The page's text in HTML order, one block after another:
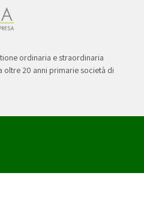
ordinaria e straordinaria
oltre 20 anni primarie società di